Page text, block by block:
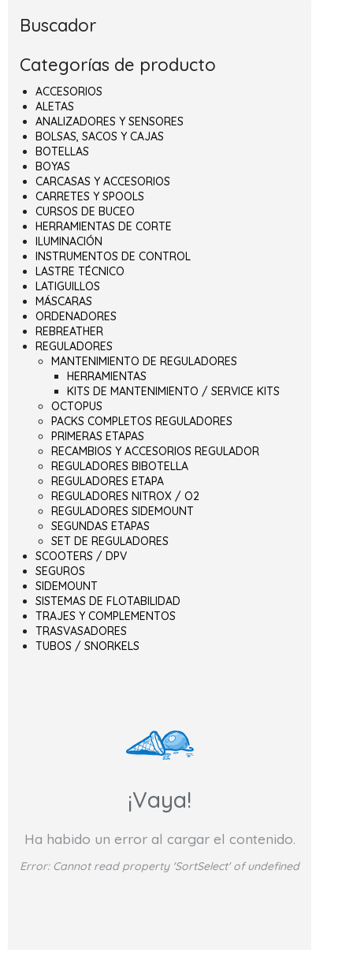
Buscador
Categorías de producto
ACCESORIOS
ALETAS
ANALIZADORES Y SENSORES
BOLSAS, SACOS Y CAJAS
BOTELLAS
BOYAS
CARCASAS Y ACCESORIOS
CARRETES Y SPOOLS
CURSOS DE BUCEO
HERRAMIENTAS DE CORTE
ILUMINACIÓN
INSTRUMENTOS DE CONTROL
LASTRE TÉCNICO
LATIGUILLOS
MÁSCARAS
ORDENADORES
REBREATHER
REGULADORES
MANTENIMIENTO DE REGULADORES
HERRAMIENTAS
KITS DE MANTENIMIENTO / SERVICE KITS
OCTOPUS
PACKS COMPLETOS REGULADORES
PRIMERAS ETAPAS
RECAMBIOS Y ACCESORIOS REGULADOR
REGULADORES BIBOTELLA
REGULADORES ETAPA
REGULADORES NITROX / O2
REGULADORES SIDEMOUNT
SEGUNDAS ETAPAS
SET DE REGULADORES
SCOOTERS / DPV
SEGUROS
SIDEMOUNT
SISTEMAS DE FLOTABILIDAD
TRAJES Y COMPLEMENTOS
TRASVASADORES
TUBOS / SNORKELS
¡Vaya!
Ha habido un error al cargar el contenido.
Error: Cannot read property 'SortSelect' of undefined